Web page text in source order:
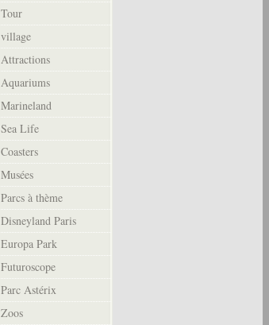
Tour
village
Attractions
Aquariums
Marineland
Sea Life
Coasters
Musées
Parcs à thème
Disneyland Paris
Europa Park
Futuroscope
Parc Astérix
Zoos